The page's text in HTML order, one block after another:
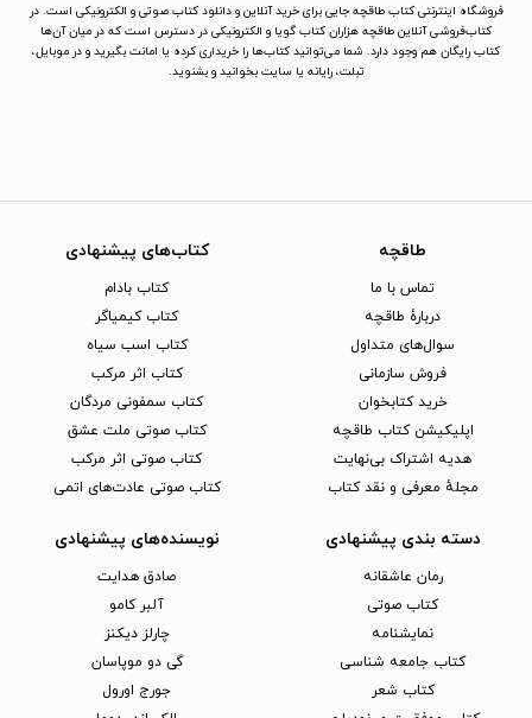
فروشگاه اینترنتی کتاب طاقچه جایی برای خرید آنلاین و دانلود کتاب صوتی و الکترونیکی است. در
کتاب‌فروشی آنلاین طاقچه هزاران کتاب گویا و الکترونیکی در دسترس است که در میان آن‌ها
کتاب رایگان هم وجود دارد. شما می‌توانید کتاب‌ها را خریداری کرده یا امانت بگیرید و در موبایل،
تبلت، رایانه یا سایت بخوانید و بشنوید.
طاقچه
تماس با ما
دربارهٔ طاقچه
سوال‌های متداول
فروش سازمانی
خرید کتابخوان
اپلیکیشن کتاب طاقچه
هدیه اشتراک بی‌نهایت
مجلهٔ معرفی و نقد کتاب
کتاب‌های پیشنهادی
کتاب بادام
کتاب کیمیاگر
کتاب اسب سیاه
کتاب اثر مرکب
کتاب سمفونی مردگان
کتاب صوتی ملت عشق
کتاب صوتی اثر مرکب
کتاب صوتی عادت‌های اتمی
دسته بندی پیشنهادی
رمان عاشقانه
کتاب‌ صوتی
نمایشنامه
کتاب جامعه شناسی
کتاب شعر
نویسنده‌های پیشنهادی
صادق هدایت
آلبر کامو
چارلز دیکنز
گی دو موپاسان
جورج اورول